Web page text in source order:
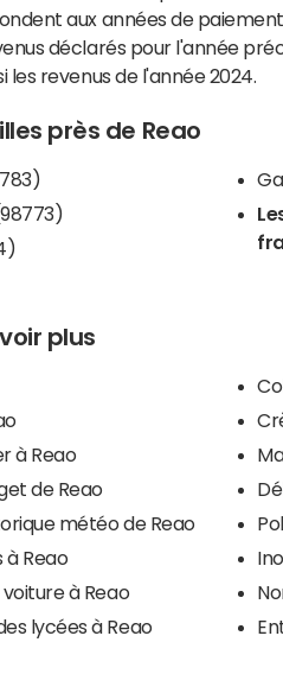
aux années de
déclarés pour l'année
revenus de l'année 2024.
près de Reao
plus
à Reao
de Reao
météo de Reao
à Reao
à Reao
lycées à Reao